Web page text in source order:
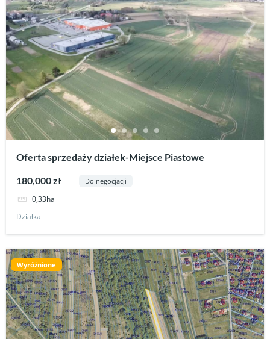
Oferta sprzedaży działek-Miejsce Piastowe
180,000 zł Do negocjacji
0,33ha
Działka
Wyróżnione